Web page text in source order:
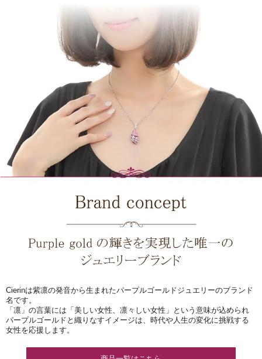
Cierinは紫凛の発音から生まれたパープルゴールドジュエリーのブランド
名です。
「凛」の言葉には「美しい女性、凛々しい女性」という意味が込められ
パープルゴールドと織りなすイメージは、時代や人生の変化に挑戦する
女性を応援します。